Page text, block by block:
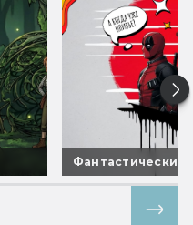
Фантастические